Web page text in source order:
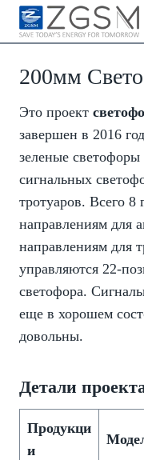
Skip
200мм
Это проект
завершен в 2016
зеленые светофоры
сигнальных
тротуаров. Всего
направлениям для
направлениям для
управляются 22-
светофора.
еще в хорошем
довольны.
Детали
Продукци
и